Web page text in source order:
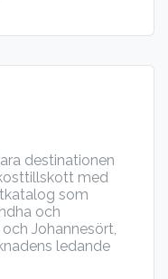
destinationen
med
som
och
Johannesört,
ledande